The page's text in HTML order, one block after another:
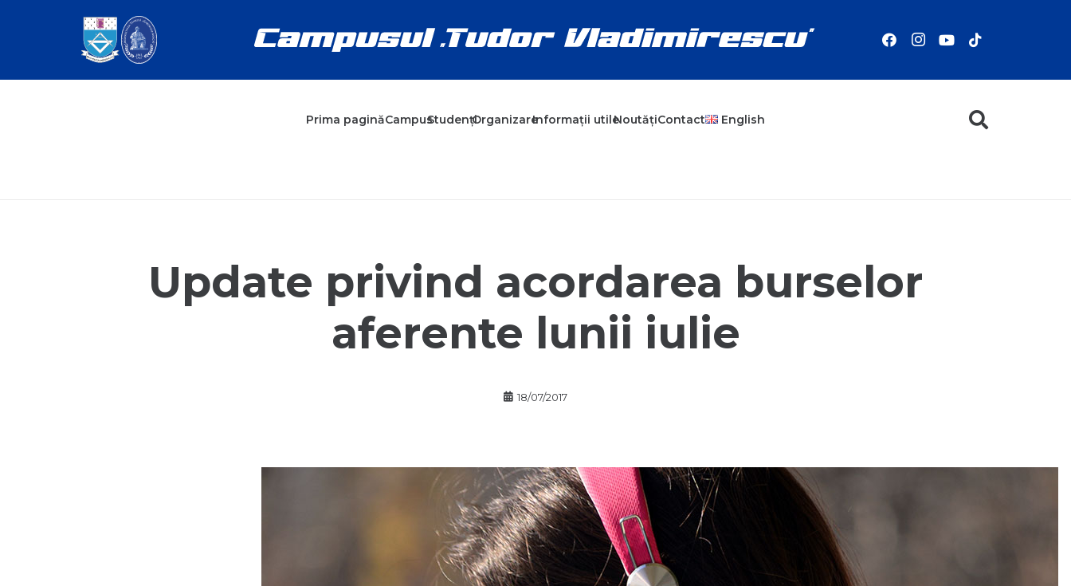
Prima paginăCampusStudențiOrganizareInformații utileNoutățiContact English
Update privind acordarea burselor
aferente lunii iulie
18/07/2017